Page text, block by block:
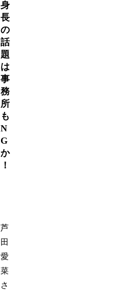
身
長
の
話
題
は
事
務
所
も
N
G
か
！
芦
田
愛
菜
さ